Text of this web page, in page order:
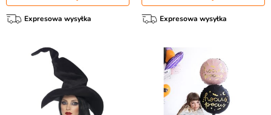
Expresowa wysyłka Expresowa wysyłka